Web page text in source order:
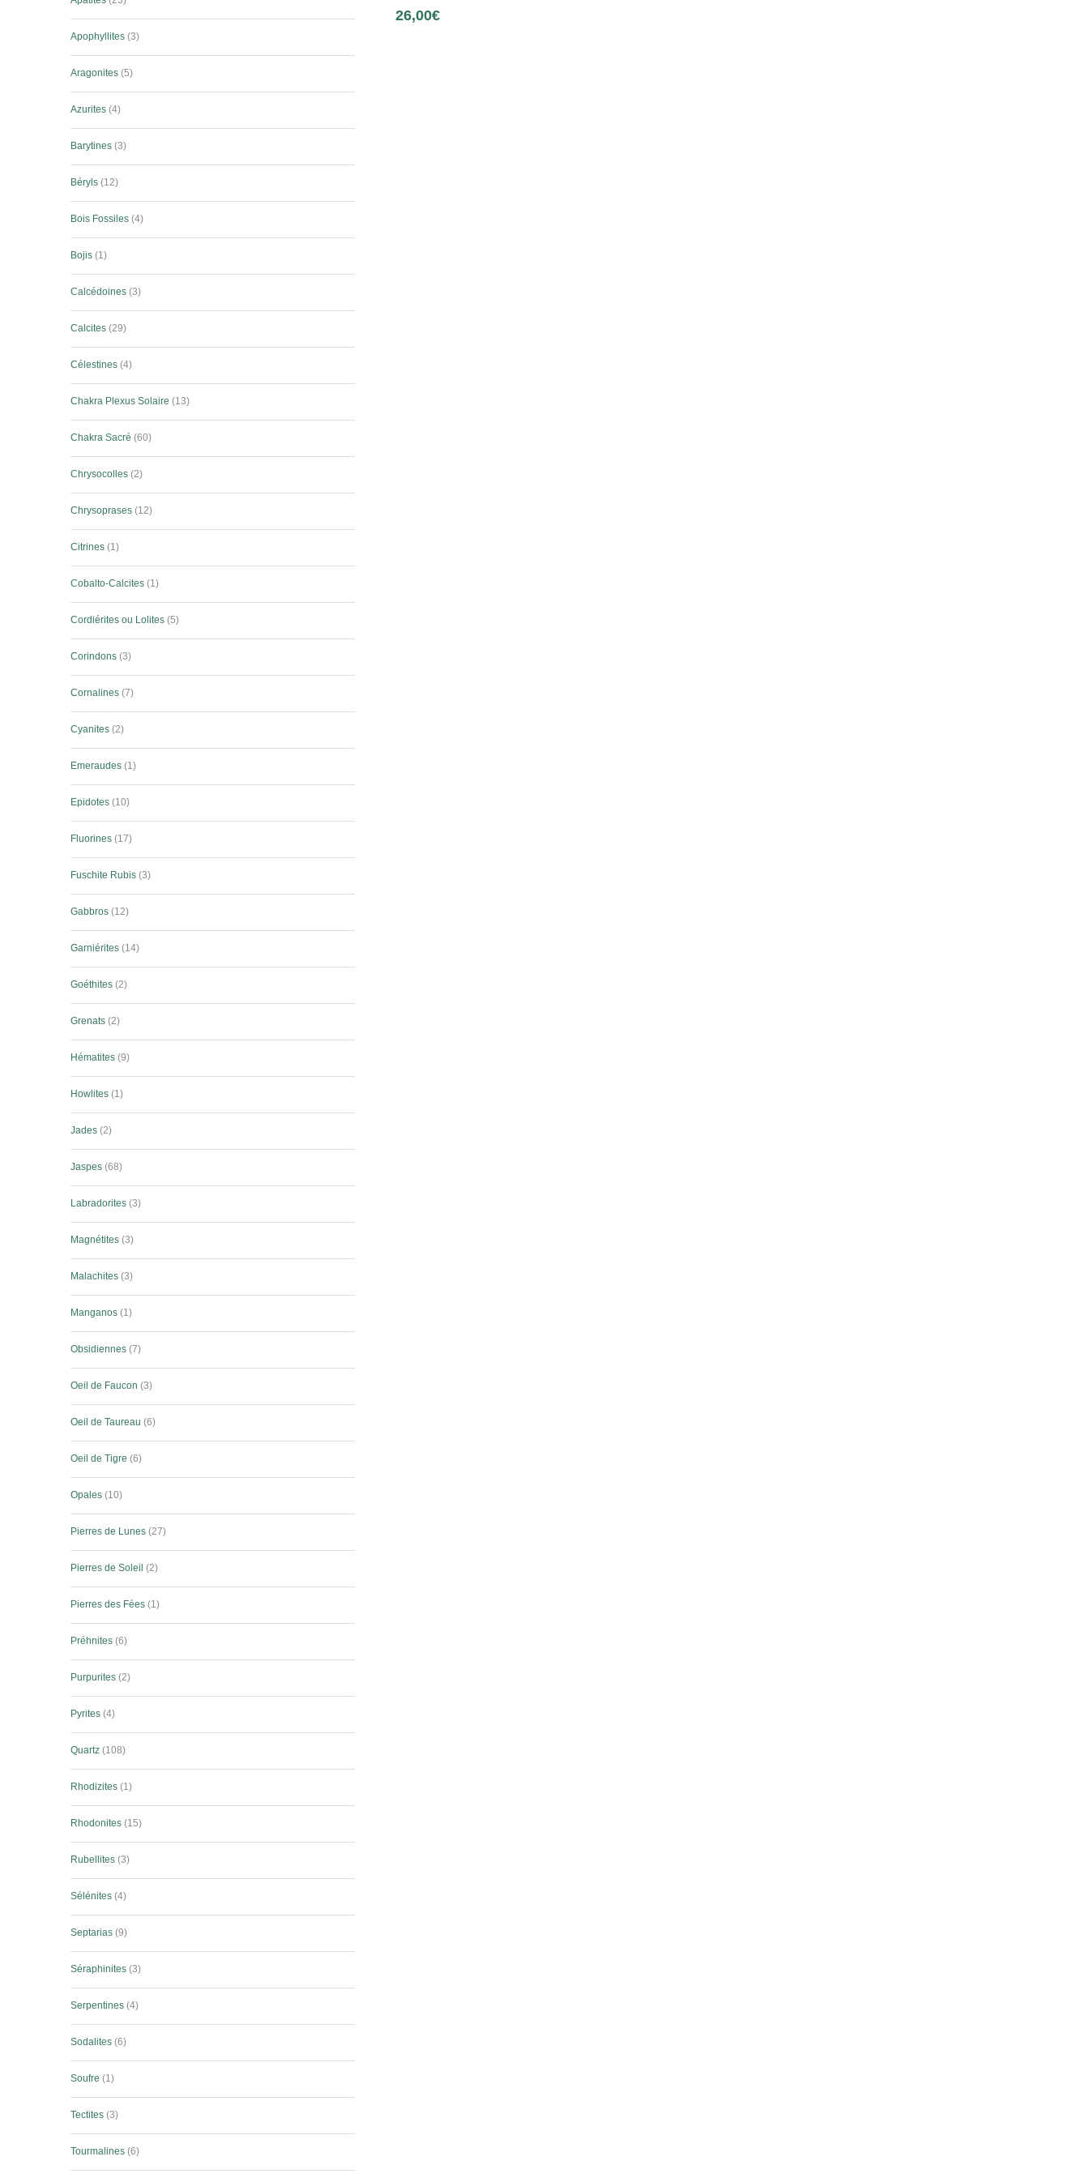
26,00€
Apophyllites 3
Aragonites 5
Azurites 4
Barytines 3
Béryls 12
Bois Fossiles 4
Bojis 1
Calcédoines 3
Calcites 29
Célestines 4
Chakra Plexus Solaire 13
Chakra Sacré 60
Chrysocolles 2
Chrysoprases 12
Citrines 1
Cobalto-Calcites 1
Cordiérites ou Lolites 5
Corindons 3
Cornalines 7
Cyanites 2
Emeraudes 1
Epidotes 10
Fluorines 17
Fuschite Rubis 3
Gabbros 12
Garniérites 14
Goéthites 2
Grenats 2
Hématites 9
Howlites 1
Jades 2
Jaspes 68
Labradorites 3
Magnétites 3
Malachites 3
Manganos 1
Obsidiennes 7
Oeil de Faucon 3
Oeil de Taureau 6
Oeil de Tigre 6
Opales 10
Pierres de Lunes 27
Pierres de Soleil 2
Pierres des Fées 1
Préhnites 6
Purpurites 2
Pyrites 4
Quartz 108
Rhodizites 1
Rhodonites 15
Rubellites 3
Sélénites 4
Septarias 9
Séraphinites 3
Serpentines 4
Sodalites 6
Soufre 1
Tectites 3
Tourmalines 6